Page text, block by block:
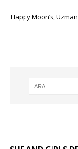
Happy Moon’s,